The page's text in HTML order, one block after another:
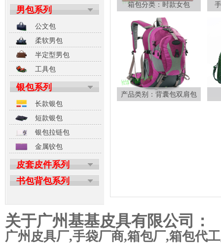
男包系列
公文包
柔软男包
半定型男包
工具包
银包系列
长款银包
短款银包
银包拉链包
金属铰包
皮套皮件系列
书包背包系列
箱包分类：时款女包
产品类别：背囊包双肩包
关于广州基基皮具有限公司：
广州皮具厂,手袋厂商,箱包厂,箱包代